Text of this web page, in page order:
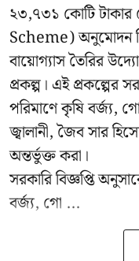
২৩,৭৩১ কোটি টাকার
Scheme) অনুমোদন
বায়োগ্যাস তৈরির
প্রকল্প। এই প্রকল্পের
পরিমাণে কৃষি বর্জ্য,
জ্বালানী, জৈব সার
অন্তর্ভুক্ত করা।
সরকারি বিজ্ঞপ্তি
বর্জ্য, গো ...